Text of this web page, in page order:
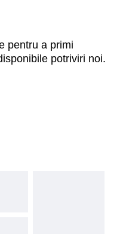
pentru a primi
potriviri noi.